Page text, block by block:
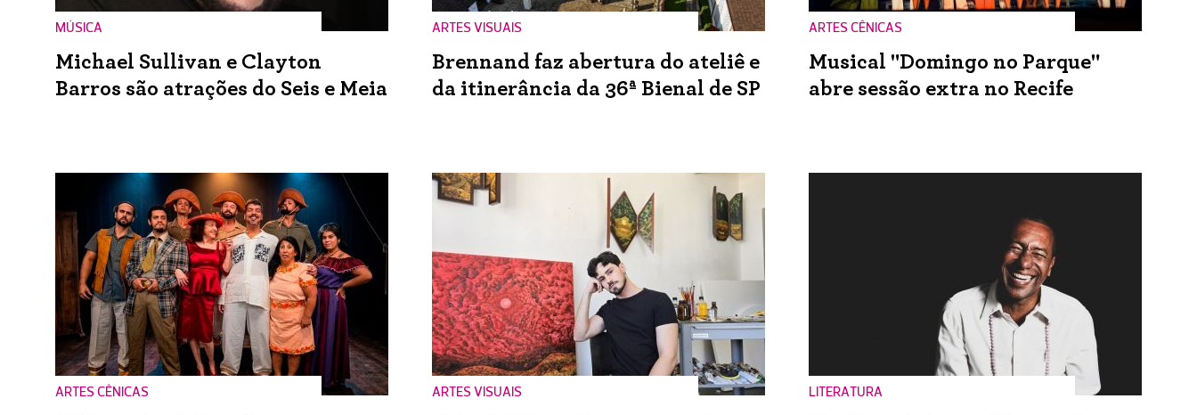
MÚSICA
Michael Sullivan e Clayton
Barros são atrações do Seis e Meia
ARTES VISUAIS
Brennand faz abertura do ateliê e
da itinerância da 36ª Bienal de SP
ARTES CÊNICAS
Musical "Domingo no Parque"
abre sessão extra no Recife
ARTES CÊNICAS ARTES VISUAIS LITERATURA